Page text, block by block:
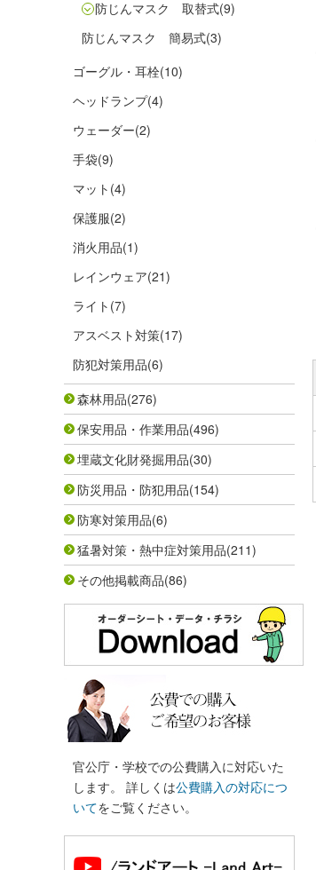
防じんマスク 取替式(9)
防じんマスク 簡易式(3)
ゴーグル・耳栓(10)
ヘッドランプ(4)
ウェーダー(2)
手袋(9)
マット (4)
保護服(2)
消火用品(1)
レインウェア(21)
ライト (7)
アスベスト対策(17)
防犯対策用品(6)
森林用品(276)
保安用品・作業用品(496)
埋蔵文化財発掘用品(30)
防災用品・防犯用品(154)
防寒対策用品(6)
猛暑対策・熱中症対策用品(211)
その他掲載商品(86)
官公庁・学校での公費購入に対応いた
します。 詳しくは公費購入の対応につ
いてをご覧ください。